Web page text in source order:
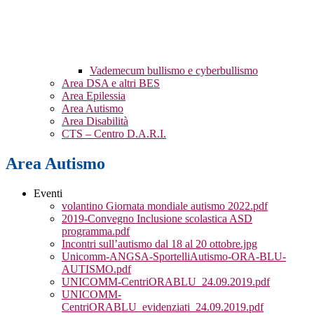
Vademecum bullismo e cyberbullismo
Area DSA e altri BES
Area Epilessia
Area Autismo
Area Disabilità
CTS – Centro D.A.R.I.
Area Autismo
Eventi
volantino Giornata mondiale autismo 2022.pdf
2019-Convegno Inclusione scolastica ASD
programma.pdf
Incontri sull’autismo dal 18 al 20 ottobre.jpg
Unicomm-ANGSA-SportelliAutismo-ORA-BLU-
AUTISMO.pdf
UNICOMM-CentriORABLU_24.09.2019.pdf
UNICOMM-
CentriORABLU_evidenziati_24.09.2019.pdf